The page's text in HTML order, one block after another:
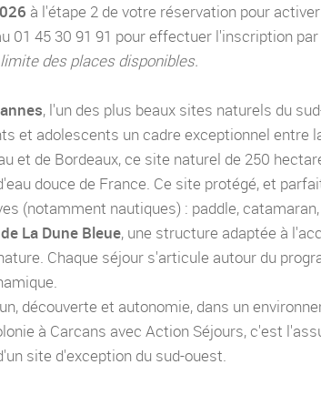
à l'étape 2 de votre réservation pour
01 45 30 91 91 pour effectuer l'inscription
des places disponibles.
, l'un des plus beaux sites naturels du
et adolescents un cadre exceptionnel entre
et de Bordeaux, ce site naturel de 250
douce de France. Ce site protégé, et
(notamment nautiques) : paddle, catamaran,
La Dune Bleue, une structure adaptée à
Chaque séjour s'articule autour du
découverte et autonomie, dans un
à Carcans avec Action Séjours, c'est
site d'exception du sud-ouest.